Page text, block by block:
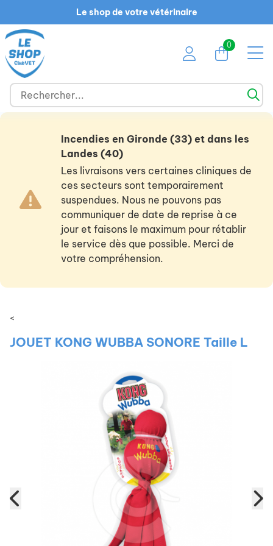
Le shop de votre vétérinaire
0
Incendies en Gironde (33) et dans les
Landes (40)
Les livraisons vers certaines cliniques de
ces secteurs sont temporairement
suspendues. Nous ne pouvons pas
communiquer de date de reprise à ce
jour et faisons le maximum pour rétablir
le service dès que possible. Merci de
votre compréhension.
<
JOUET KONG WUBBA SONORE Taille L